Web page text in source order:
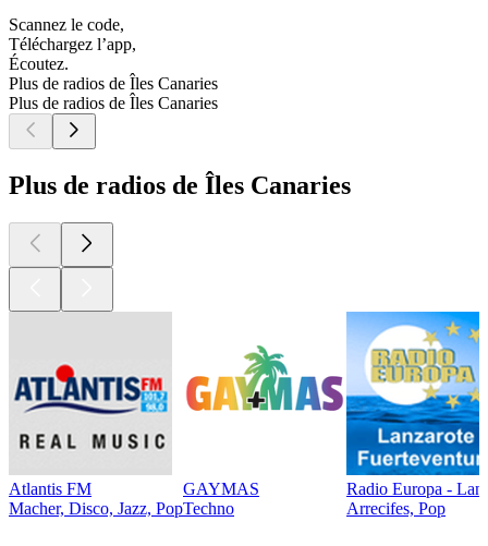
Scannez le code,
Téléchargez l’app,
Écoutez.
Plus de radios de Îles Canaries
Plus de radios de Îles Canaries
Plus de radios de Îles Canaries
Atlantis FM
Macher, Disco, Jazz, Pop
GAYMAS
Techno
Radio Europa -
Arrecifes, Pop